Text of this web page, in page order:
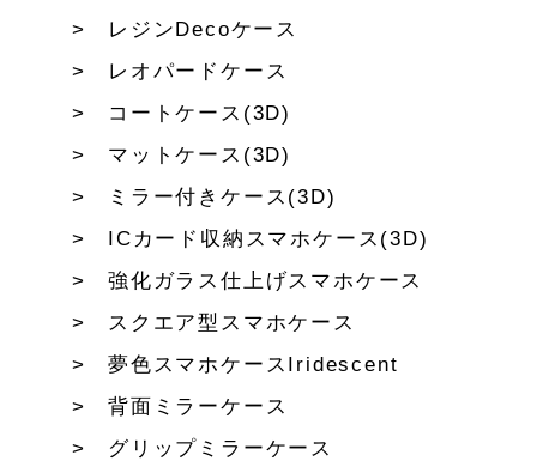
レジンDecoケース
レオパードケース
コートケース(3D)
マットケース(3D)
ミラー付きケース(3D)
ICカード収納スマホケース(3D)
強化ガラス仕上げスマホケース
スクエア型スマホケース
夢色スマホケースIridescent
背面ミラーケース
グリップミラーケース